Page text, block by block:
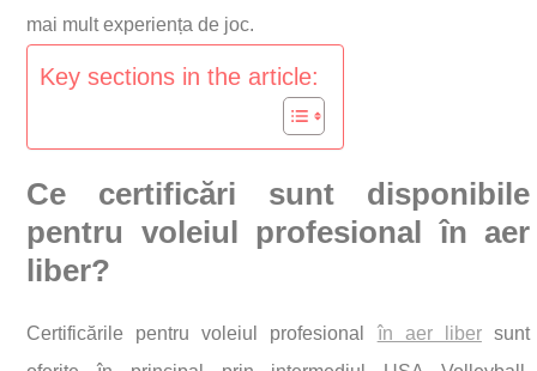
mai mult experiența de joc.
Key sections in the article:
Ce certificări sunt disponibile
pentru voleiul profesional în aer
liber?
Certificările pentru voleiul profesional în aer libersunt